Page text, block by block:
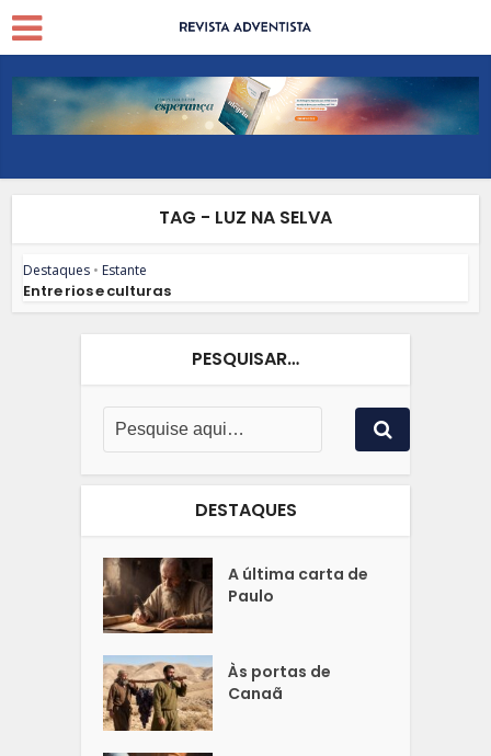
TAG - LUZ NA SELVA
Destaques • Estante
Entre rios e culturas
PESQUISAR…
DESTAQUES
A última carta de
Paulo
Às portas de
Canaã